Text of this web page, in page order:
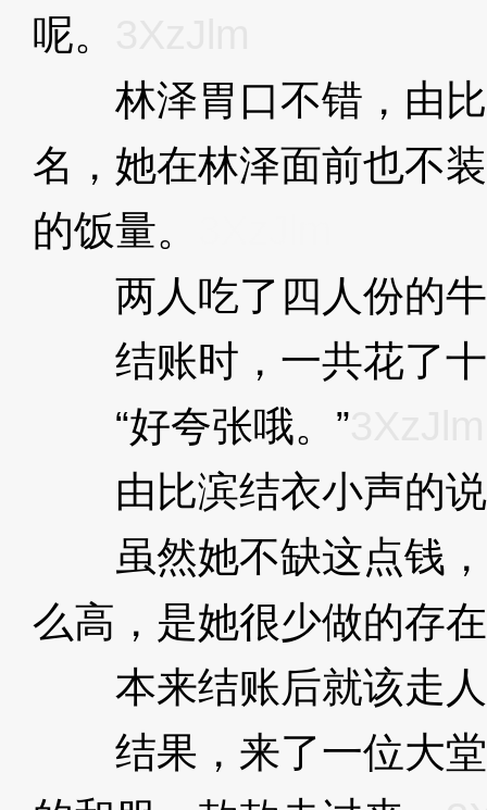
呢。
林泽胃口不错，由比
名，她在林泽面前也不
的饭量。
两人吃了四人份的牛
结账时，一共花了十
“好夸张哦。”
由比滨结衣小声的说
虽然她不缺这点钱，
么高，是她很少做的存
本来结账后就该走人
结果，来了一位大堂